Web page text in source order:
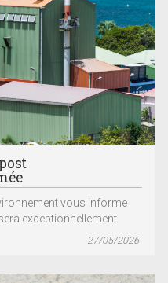
vous informe
exceptionnellement
27/05/2026